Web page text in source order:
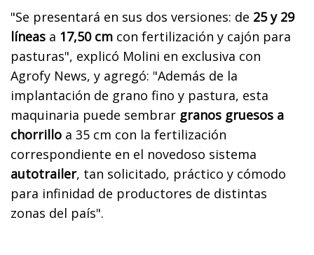
"Se presentará en sus dos versiones: de 25 y 29
líneas a 17,50 cm con fertilización y cajón para
pasturas", explicó Molini en exclusiva con
Agrofy News, y agregó: "Además de la
implantación de grano fino y pastura, esta
maquinaria puede sembrar granos gruesos a
chorrillo a 35 cm con la fertilización
correspondiente en el novedoso sistema
autotrailer, tan solicitado, práctico y cómodo
para infinidad de productores de distintas
zonas del país".